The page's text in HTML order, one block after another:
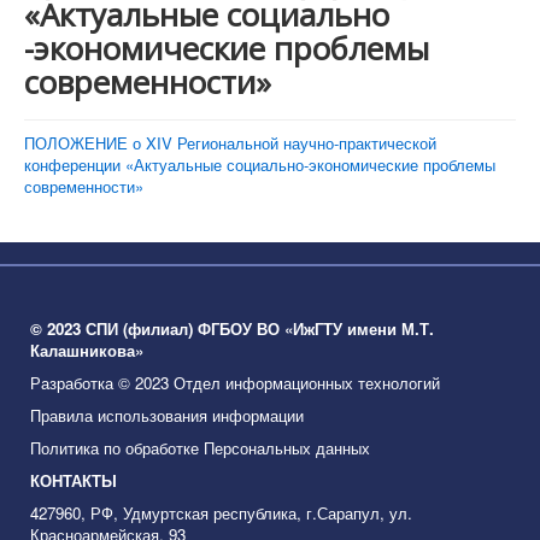
«Актуальные социально
-экономические проблемы
современности»
ПОЛОЖЕНИЕ о XIV Региональной научно-практической
конференции «Актуальные социально-экономические проблемы
современности»
© 2023 СПИ (филиал) ФГБОУ ВО «ИжГТУ имени М.Т.
Калашникова»
Разработка © 2023 Отдел информационных технологий
Правила использования информации
Политика по обработке Персональных данных
КОНТАКТЫ
427960, РФ, Удмуртская республика, г.Сарапул, ул.
Красноармейская, 93